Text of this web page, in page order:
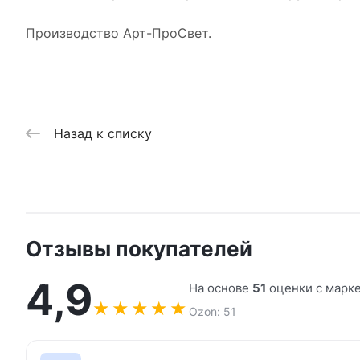
Производство Арт-ПроСвет.
Назад к списку
Отзывы покупателей
4,9★ ★ ★ ★ ★
На основе 51 оценки с
Ozon: 51